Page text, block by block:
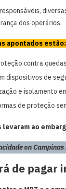
dos operários.
apontados estão:
contra
dispositivos de
e isolamento
de proteção
ao
on
de pagar